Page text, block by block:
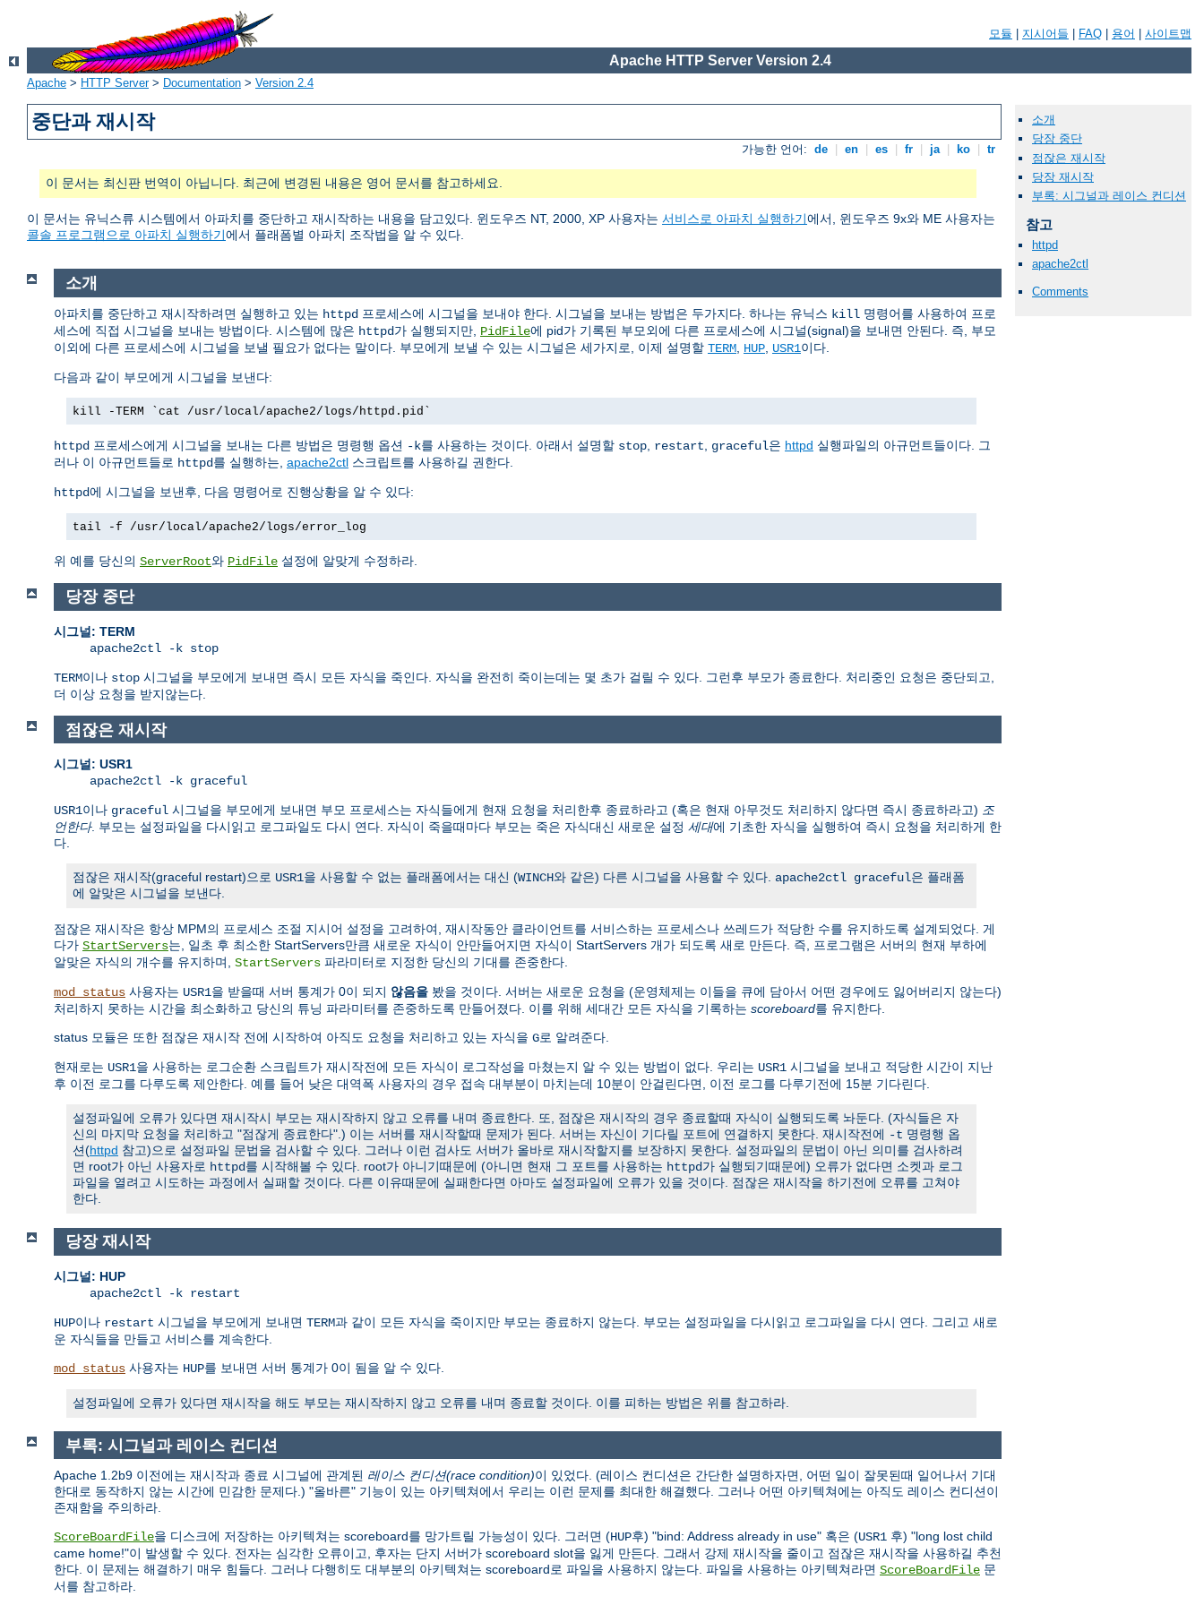
모듈 지시어들 FAQ 용어 사이트맵
Apache HTTP Server Version 2.4
Apache > HTTP Server> Documentation > Version 2.4
중단과 재시작
가능한 언어: de en es fr ja ko tr
이 문서는 최신판 번역이 아닙니다. 최근에 변경된 내용은 영어 문서를 참고하세요.
이 문서는 유닉스류 시스템에서 아파치를 중단하고 재시작하는 내용을 담고있다. 윈도우즈 NT, 2000, XP 사용자는 서비스로 아파치 실행하기에서, 윈도우즈 9x와 ME 사용자는
콜솔 프로그램으로 아파치 실행하기에서 플래폼별 아파치 조작법을 알 수 있다.
소개
당장 중단
점잖은 재시작
당장 재시작
부록: 시그널과 레이스 컨디션
참고
httpd
apache2ctl
Comments
소개
아파치를 중단하고 재시작하려면 실행하고 있는 httpd 프로세스에 시그널을 보내야 한다. 시그널을 보내는 방법은 두가지다. 하나는 유닉스 kill 명령어를 사용하여 프로
세스에 직접 시그널을 보내는 방법이다. 시스템에 많은 httpd가 실행되지만, PidFile에 pid가 기록된 부모외에 다른 프로세스에 시그널(signal)을 보내면 안된다. 즉, 부모
이외에 다른 프로세스에 시그널을 보낼 필요가 없다는 말이다. 부모에게 보낼 수 있는 시그널은 세가지로, 이제 설명할 TERM HUP USR1이다.
다음과 같이 부모에게 시그널을 보낸다:
kill -TERM `cat /usr/local/apache2/logs/httpd.pid`
httpd 프로세스에게 시그널을 보내는 다른 방법은 명령행 옵션 -k를 사용하는 것이다. 아래서 설명할 stop restart graceful은 httpd 실행파일의 아규먼트들이다. 그
러나 이 아규먼트들로 httpd를 실행하는, apache2ctl 스크립트를 사용하길 권한다.
httpd에 시그널을 보낸후, 다음 명령어로 진행상황을 알 수 있다:
tail -f /usr/local/apache2/logs/error_log
위 예를 당신의 ServerRoot와 PidFile 설정에 알맞게 수정하라.
당장 중단
시그널: TERM
apache2ctl -k stop
TERM이나 stop 시그널을 부모에게 보내면 즉시 모든 자식을 죽인다. 자식을 완전히 죽이는데는 몇 초가 걸릴 수 있다. 그런후 부모가 종료한다. 처리중인 요청은 중단되고,
더 이상 요청을 받지않는다.
점잖은 재시작
시그널: USR1
apache2ctl -k graceful
USR1이나 graceful 시그널을 부모에게 보내면 부모 프로세스는 자식들에게 현재 요청을 처리한후 종료하라고 (혹은 현재 아무것도 처리하지 않다면 즉시 종료하라고) 조
언한다. 부모는 설정파일을 다시읽고 로그파일도 다시 연다. 자식이 죽을때마다 부모는 죽은 자식대신 새로운 설정 세대에 기초한 자식을 실행하여 즉시 요청을 처리하게 한
다.
점잖은 재시작(graceful restart)으로 USR1을 사용할 수 없는 플래폼에서는 대신 (WINCH와 같은) 다른 시그널을 사용할 수 있다. apache2ctl graceful은 플래폼
에 알맞은 시그널을 보낸다.
점잖은 재시작은 항상 MPM의 프로세스 조절 지시어 설정을 고려하여, 재시작동안 클라이언트를 서비스하는 프로세스나 쓰레드가 적당한 수를 유지하도록 설계되었다. 게
다가 StartServers는, 일초 후 최소한 StartServers만큼 새로운 자식이 안만들어지면 자식이 StartServers 개가 되도록 새로 만든다. 즉, 프로그램은 서버의 현재 부하에
알맞은 자식의 개수를 유지하며, StartServers 파라미터로 지정한 당신의 기대를 존중한다.
mod_status 사용자는 USR1을 받을때 서버 통계가 0이 되지 않음을 봤을 것이다. 서버는 새로운 요청을 (운영체제는 이들을 큐에 담아서 어떤 경우에도 잃어버리지 않는다)
처리하지 못하는 시간을 최소화하고 당신의 튜닝 파라미터를 존중하도록 만들어졌다. 이를 위해 세대간 모든 자식을 기록하는 scoreboard를 유지한다.
status 모듈은 또한 점잖은 재시작 전에 시작하여 아직도 요청을 처리하고 있는 자식을 G로 알려준다.
현재로는 USR1을 사용하는 로그순환 스크립트가 재시작전에 모든 자식이 로그작성을 마쳤는지 알 수 있는 방법이 없다. 우리는 USR1 시그널을 보내고 적당한 시간이 지난
후 이전 로그를 다루도록 제안한다. 예를 들어 낮은 대역폭 사용자의 경우 접속 대부분이 마치는데 10분이 안걸린다면, 이전 로그를 다루기전에 15분 기다린다.
설정파일에 오류가 있다면 재시작시 부모는 재시작하지 않고 오류를 내며 종료한다. 또, 점잖은 재시작의 경우 종료할때 자식이 실행되도록 놔둔다. (자식들은 자
신의 마지막 요청을 처리하고 "점잖게 종료한다".) 이는 서버를 재시작할때 문제가 된다. 서버는 자신이 기다릴 포트에 연결하지 못한다. 재시작전에 -t 명령행 옵
션(httpd 참고)으로 설정파일 문법을 검사할 수 있다. 그러나 이런 검사도 서버가 올바로 재시작할지를 보장하지 못한다. 설정파일의 문법이 아닌 의미를 검사하려
면 root가 아닌 사용자로 httpd를 시작해볼 수 있다. root가 아니기때문에 (아니면 현재 그 포트를 사용하는 httpd가 실행되기때문에) 오류가 없다면 소켓과 로그
파일을 열려고 시도하는 과정에서 실패할 것이다. 다른 이유때문에 실패한다면 아마도 설정파일에 오류가 있을 것이다. 점잖은 재시작을 하기전에 오류를 고쳐야
한다.
당장 재시작
시그널: HUP
apache2ctl -k restart
HUP이나 restart 시그널을 부모에게 보내면 TERM과 같이 모든 자식을 죽이지만 부모는 종료하지 않는다. 부모는 설정파일을 다시읽고 로그파일을 다시 연다. 그리고 새로
운 자식들을 만들고 서비스를 계속한다.
mod_status 사용자는 HUP를 보내면 서버 통계가 0이 됨을 알 수 있다.
설정파일에 오류가 있다면 재시작을 해도 부모는 재시작하지 않고 오류를 내며 종료할 것이다. 이를 피하는 방법은 위를 참고하라.
부록: 시그널과 레이스 컨디션
Apache 1.2b9 이전에는 재시작과 종료 시그널에 관계된 레이스 컨디션(race condition)이 있었다. (레이스 컨디션은 간단한 설명하자면, 어떤 일이 잘못된때 일어나서 기대
한대로 동작하지 않는 시간에 민감한 문제다.) "올바른" 기능이 있는 아키텍쳐에서 우리는 이런 문제를 최대한 해결했다. 그러나 어떤 아키텍쳐에는 아직도 레이스 컨디션이
존재함을 주의하라.
ScoreBoardFile을 디스크에 저장하는 아키텍쳐는 scoreboard를 망가트릴 가능성이 있다. 그러면 (HUP후) "bind: Address already in use" 혹은 (USR1 후) "long lost child
came home!"이 발생할 수 있다. 전자는 심각한 오류이고, 후자는 단지 서버가 scoreboard slot을 잃게 만든다. 그래서 강제 재시작을 줄이고 점잖은 재시작을 사용하길 추천
한다. 이 문제는 해결하기 매우 힘들다. 그러나 다행히도 대부분의 아키텍쳐는 scoreboard로 파일을 사용하지 않는다. 파일을 사용하는 아키텍쳐라면 ScoreBoardFile 문
서를 참고하라.